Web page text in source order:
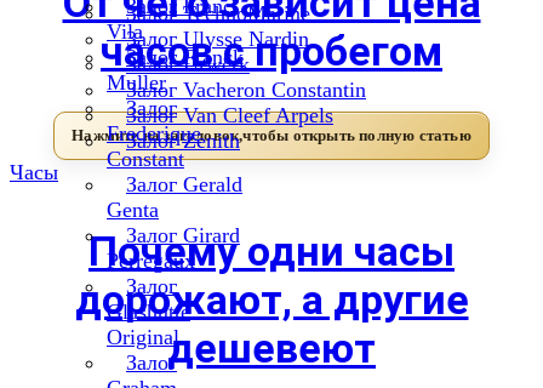
Залог TechnoMarine
Залог Ulysse Nardin
Залог Urwerk
Залог Vacheron Constantin
Залог Van Cleef Arpels
Залог Zenith
Залог Franc
Vila
Залог Franck
Muller
Залог
Frederique
Constant
Залог Gerald
Genta
Залог Girard
Perregaux
Залог
Glashutte
Original
Залог
часов с пробегом
Часы
Почему одни часы
дорожают, а другие
дешевеют